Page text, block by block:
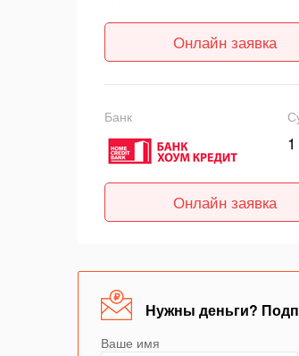
Онлайн заявка
Банк
Онлайн заявка
Нужны деньги?
Ваше имя